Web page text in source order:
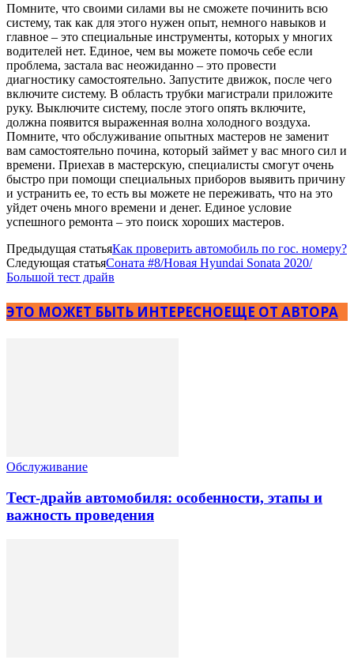
Помните, что своими силами вы не сможете починить всю
систему, так как для этого нужен опыт, немного навыков и
главное – это специальные инструменты, которых у многих
водителей нет. Единое, чем вы можете помочь себе если
проблема, застала вас неожиданно – это провести
диагностику самостоятельно. Запустите движок, после чего
включите систему. В область трубки магистрали приложите
руку. Выключите систему, после этого опять включите,
должна появится выраженная волна холодного воздуха.
Помните, что обслуживание опытных мастеров не заменит
вам самостоятельно почина, который займет у вас много сил и
времени. Приехав в мастерскую, специалисты смогут очень
быстро при помощи специальных приборов выявить причину
и устранить ее, то есть вы можете не переживать, что на это
уйдет очень много времени и денег. Единое условие
успешного ремонта – это поиск хороших мастеров.
Предыдущая статьяКак проверить автомобиль по гос. номеру?
Следующая статьяСоната #8/Новая Hyundai Sonata 2020/
Большой тест драйв
ЭТО МОЖЕТ БЫТЬ ИНТЕРЕСНОЕЩЕ ОТ АВТОРА
Обслуживание
Тест-драйв автомобиля: особенности, этапы и
важность проведения